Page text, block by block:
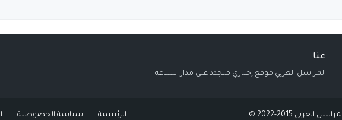
عنا
المراسل العربي موقع إخباري متجدد على مدار الساعه
2015-2022 © الرئيسية سياسة الخصوصية